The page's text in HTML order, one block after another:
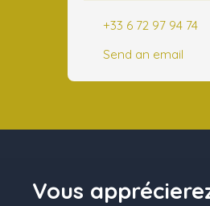
+33 6 72 97 94 74
Send an email
Vous